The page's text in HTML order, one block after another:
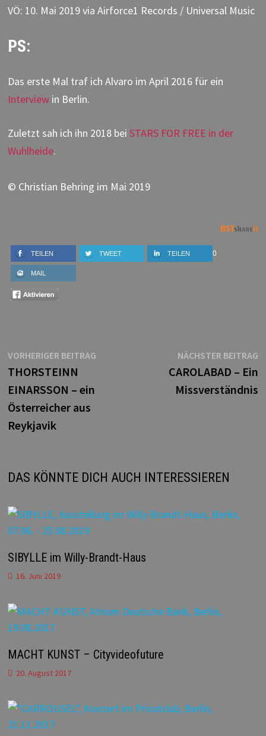
VÖ: 10. Mai 2019 via Airforce1 Records / Universal Music
PS:
Das erste Mal traf ich Alvaro im April 2016 für ein
Interviewin Berlin.
Zuletzt sah ich ihn 2018 bei STARS FOR FREE in der
Wuhlheide.
© Christian Behring im Mai 2019
TEILEN TWEET 0
TEILEN
MAIL
Beitragsnavigation
VORHERIGER BEITRAGVorheriger
THORSTEINN
EINARSSON – ein
Österreicher aus
Reykjavik
NÄCHSTER BEITRAG
CAROLABAD – Ein
Missverständnis
DAS KÖNNTE DICH AUCH INTERESSIEREN
SIBYLLE im Willy-Brandt-Haus
16. Juni 2019
MACHT KUNST – Cityvideofuture
20. August 2017